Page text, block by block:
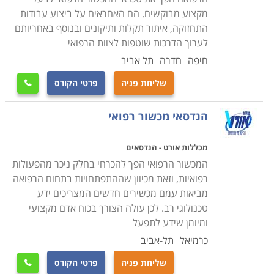
פעם הדרכות אישיות או מרוכזות לצוות הרפואי והמנהלתי
בנוגע לשימוש הנכון והמדוייק בציוד.
הבדל נוסף ומהותי בין טכנאי רגיל לטכנאי ציוד רפואי הוא
כמובן זהות ומהות המעסיק. אם טכנאי סטנדרטי פועל בדרך
כלל במעבדות פרטיות, במתן שירות נייד בתור עצמאי, או
כשכיר בשירות לקוחות יבואן מסויים, הרי שהטכנאי הרפואי
עובד עבור ארגונים מענף הרפואה, אשר מאופיין במשכורות
גבוהות יותר הן בסקטור הציבורי והן בזה הפרטי, ובתנאי
העסקה עדיפים. חלק ממסלולי הלימוד אפילו נערכים
בשיתוף ארגונים רפואיים כמו בתי חולים, אשר רואים בהם
הזדמנות להבטיח לעצמם את המצטיינים כאנשי צוות
בעמודים הבאים תוכלו למצוא הכשרות בתחום מקצועי זה
בכל המכללות ובתי הספר הטכנולוגיים ברחבי הארץ. אורך
מקצוע מבוקשים. הם האחראים על ביצוע עבודות
התחזוקה, איתור תקלות ותיקונים ובנוסף באחריותם
לערוך הדרכות שוטפות לצוות הרפואי
חיפה חדרה תל אביב
שליחת פניה פרטי הקורס 
הנדסאי מכשור רפואי
מכללות אורט - הנדסאים
המכשור הרפואי הפך להכרחי בחלק ניכר מהפעולות
רפואיות, וזאת מכיוון שההתפתחויות בתחום הרפואה
מביאות עמם מכשירים חדשים המצריכים ידע
טכנולוגי רב. לכן עולה הצורך בכוח אדם מקצועי
ומיומן שידע לתפעל
כרמיאל תל-אביב
שליחת פניה פרטי הקורס 